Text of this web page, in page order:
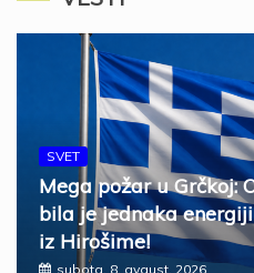
SVET
Mega požar u Grčkoj:
bila je jednaka
iz Hirošime!
subota, 8. avgust, 2026